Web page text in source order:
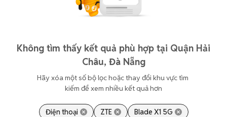
Không tìm thấy kết quả phù hợp tại Quận Hải
Châu, Đà Nẵng
Hãy xóa một số bộ lọc hoặc thay đổi khu vực tìm
kiếm để xem nhiều kết quả hơn
Điện thoại ZTE Blade X1 5G